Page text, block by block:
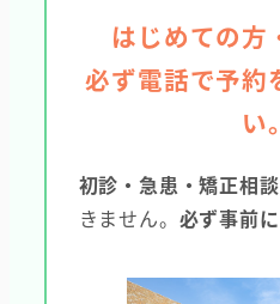
はじめての方
必ず電話で予約
い。
初診・急患・矯正相
きません。 必ず事前